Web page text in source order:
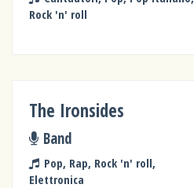
Rock 'n' roll
The Ironsides
Band
Pop, Rap, Rock 'n' roll,
Elettronica